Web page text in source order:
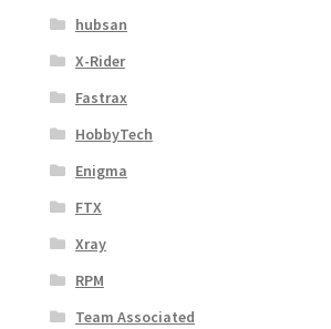
hubsan
X-Rider
Fastrax
HobbyTech
Enigma
FTX
Xray
RPM
Team Associated